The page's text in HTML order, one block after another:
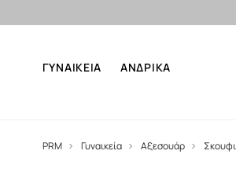
ΓΥΝΑΙΚΕΙΑ ΑΝΔΡΙΚΑ
PRM Γυναικεία Αξεσουάρ